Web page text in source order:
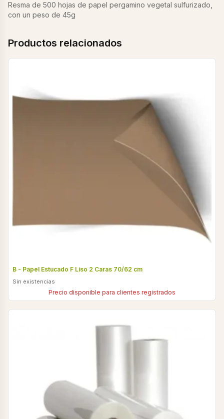
Resma de 500 hojas de papel pergamino vegetal sulfurizado,
con un peso de 45g
Productos relacionados
B - Papel Estucado F Liso 2 Caras 70/62 cm
Sin existencias
Precio disponible para clientes registrados